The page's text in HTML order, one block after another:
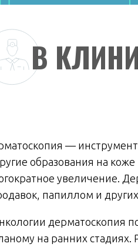
В
—
образования на
увеличение.
папиллом и
дерматоскопия
на ранних